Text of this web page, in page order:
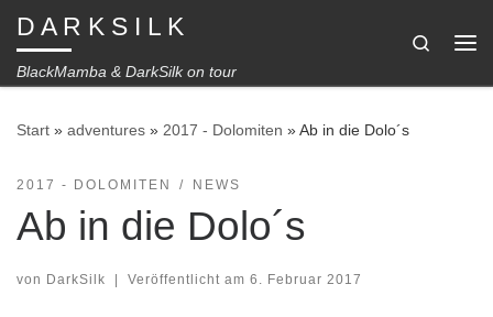
Zum Inhalt springen
D A R K S I L K
BlackMamba & DarkSilk on tour
Search
Start » adventures » 2017 - Dolomiten »Ab in die Dolo´s
2017 - DOLOMITEN NEWS
Ab in die Dolo´s
von DarkSilk Veröffentlicht am 6. Februar 2017